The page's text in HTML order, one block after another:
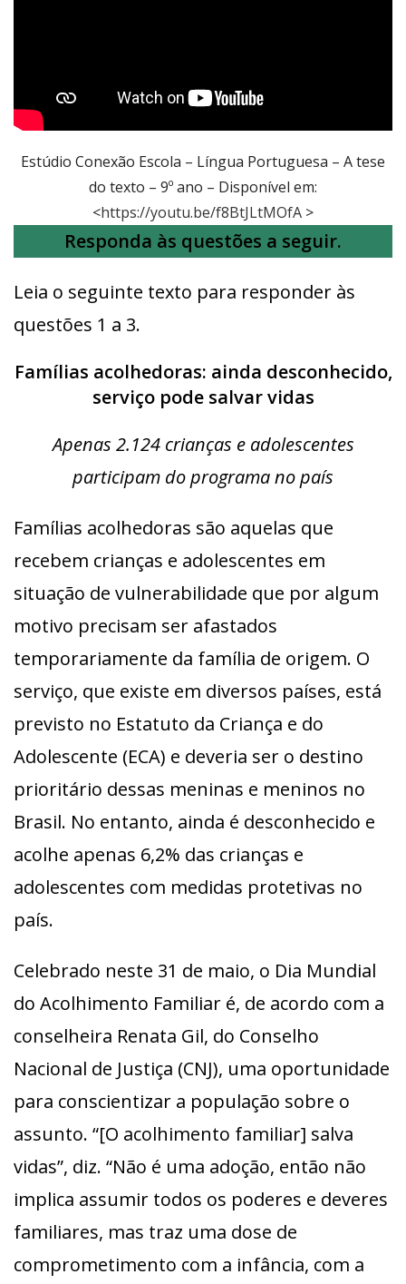
Estúdio Conexão Escola – Língua Portuguesa – A tese
do texto – 9º ano – Disponível em:
<https://youtu.be/f8BtJLtMOfA >
Responda às questões a seguir.
Leia o seguinte texto para responder às
questões 1 a 3.
Famílias acolhedoras: ainda desconhecido,
serviço pode salvar vidas
Apenas 2.124 crianças e adolescentes
participam do programa no país
Famílias acolhedoras são aquelas que
recebem crianças e adolescentes em
situação de vulnerabilidade que por algum
motivo precisam ser afastados
temporariamente da família de origem. O
serviço, que existe em diversos países, está
previsto no Estatuto da Criança e do
Adolescente (ECA) e deveria ser o destino
prioritário dessas meninas e meninos no
Brasil. No entanto, ainda é desconhecido e
acolhe apenas 6,2% das crianças e
adolescentes com medidas protetivas no
país.
Celebrado neste 31 de maio, o Dia Mundial
do Acolhimento Familiar é, de acordo com a
conselheira Renata Gil, do Conselho
Nacional de Justiça (CNJ), uma oportunidade
para conscientizar a população sobre o
assunto. “[O acolhimento familiar] salva
vidas”, diz. “Não é uma adoção, então não
implica assumir todos os poderes e deveres
familiares, mas traz uma dose de
comprometimento com a infância, com a